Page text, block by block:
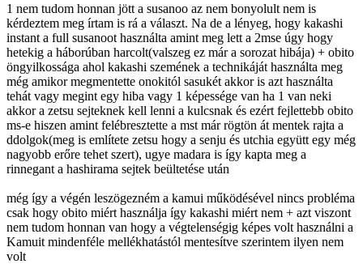
1 nem tudom honnan jött a susanoo az nem bonyolult nem is
kérdeztem meg írtam is rá a választ. Na de a lényeg, hogy kakashi
instant a full susanoot használta amint meg lett a 2mse úgy hogy
hetekig a háborúban harcolt(valszeg ez már a sorozat hibája) + obito
öngyilkossága ahol kakashi szemének a technikáját használta meg
még amikor megmentette onokitól sasukét akkor is azt használta
tehát vagy megint egy hiba vagy 1 képessége van ha 1 van neki
akkor a zetsu sejteknek kell lenni a kulcsnak és ezért fejlettebb obito
ms-e hiszen amint felébresztette a mst már rögtön át mentek rajta a
ddolgok(meg is említete zetsu hogy a senju és utchia együtt egy még
nagyobb erőre tehet szert), ugye madara is így kapta meg a
rinnegant a hashirama sejtek beültetése után
még így a végén leszögezném a kamui működésével nincs probléma
csak hogy obito miért használja így kakashi miért nem + azt viszont
nem tudom honnan van hogy a végtelenségig képes volt használni a
Kamuit mindenféle mellékhatástól mentesítve szerintem ilyen nem
volt